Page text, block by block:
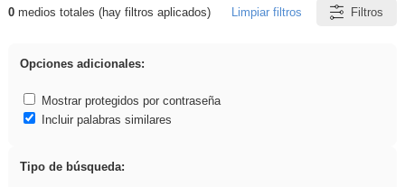
Resultados de: Explorations
0medios totales (hay filtros aplicados) Limpiar filtros Filtros
Opciones adicionales:
Mostrar protegidos por contraseña
Incluir palabras similares
Tipo de búsqueda: